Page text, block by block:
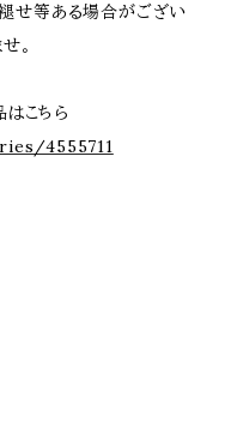
せ等ある場合がござい
。
こちら
4555711